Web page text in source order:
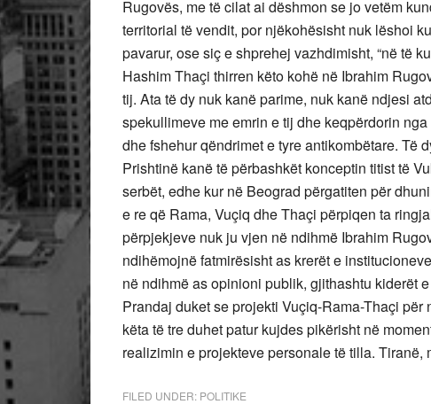
Rugovës, me të cilat ai dëshmon se jo vetëm
territorial të vendit, por njëkohësisht nuk lëshoi
pavarur, ose siç e shprehej vazhdimisht, “në të
Hashim Thaçi thirren këto kohë në Ibrahim
tij. Ata të dy nuk kanë parime, nuk kanë ndjesi
spekullimeve me emrin e tij dhe keqpërdorin
dhe fshehur qëndrimet e tyre antikombëtare. Të
Prishtinë kanë të përbashkët konceptin titist të
serbët, edhe kur në Beograd përgatiten për
e re që Rama, Vuçiq dhe Thaçi përpiqen ta
përpjekjeve nuk ju vjen në ndihmë Ibrahim
ndihëmojnë fatmirësisht as krerët e
në ndihmë as opinioni publik, gjithashtu kiderët
Prandaj duket se projekti Vuçiq-Rama-Thaçi
këta të tre duhet patur kujdes pikërisht në
realizimin e projekteve personale të tilla. Tiranë,
FILED UNDER: POLITIKE